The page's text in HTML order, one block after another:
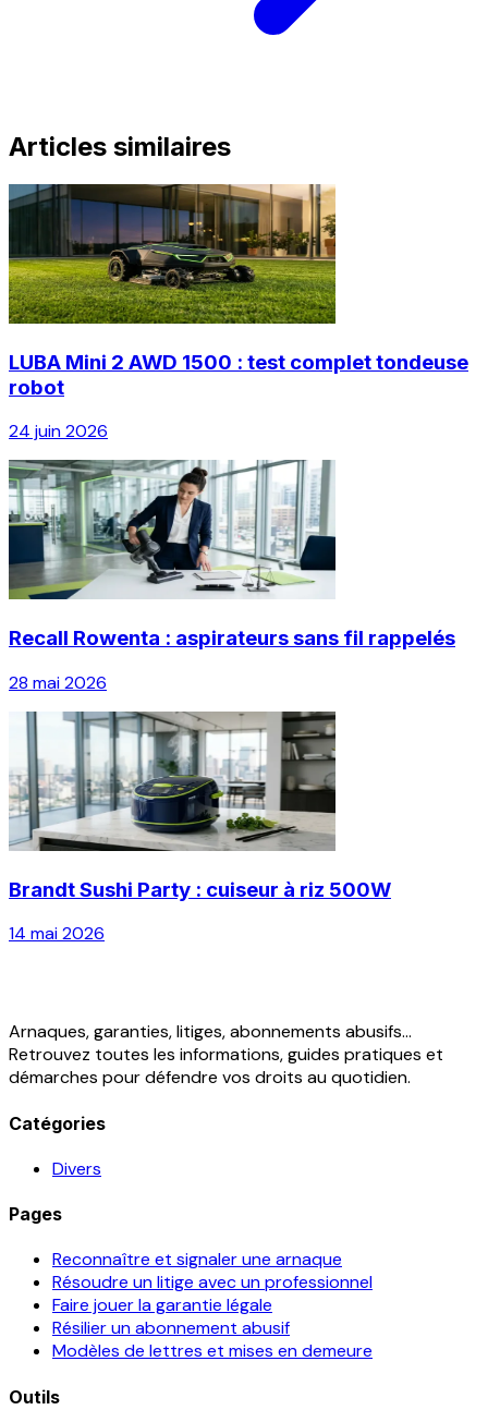
Articles similaires
LUBA Mini 2 AWD 1500 : test complet tondeuse
robot
24 juin 2026
Recall Rowenta : aspirateurs sans fil rappelés
28 mai 2026
Brandt Sushi Party : cuiseur à riz 500W
14 mai 2026
Arnaques, garanties, litiges, abonnements abusifs...
Retrouvez toutes les informations, guides pratiques et
démarches pour défendre vos droits au quotidien.
Catégories
Divers
Pages
Reconnaître et signaler une arnaque
Résoudre un litige avec un professionnel
Faire jouer la garantie légale
Résilier un abonnement abusif
Modèles de lettres et mises en demeure
Outils